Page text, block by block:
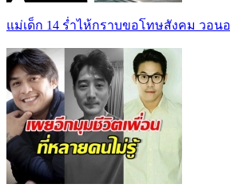
แม่เด็ก 14 ร่ำไห้กราบขอโทษสังคม วอน